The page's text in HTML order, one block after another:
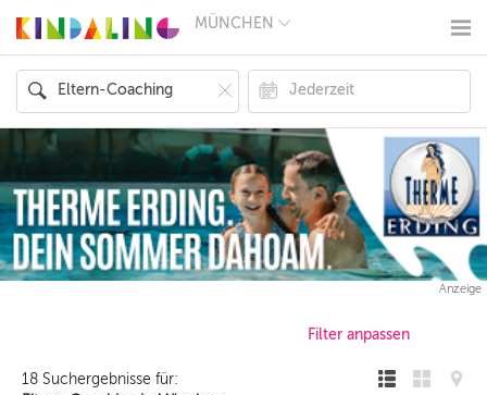
MÜNCHEN
MÜNCHEN
HAMBURG
FRANKFURT
KÖLN
DÜSSELDORF
STUTTGART
ESSEN
HANNOVER
LEIPZIG
DRESDEN
NÜRNBERG
Anzeige
18 Suchergebnisse für: